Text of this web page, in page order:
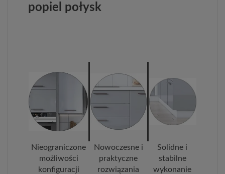
popiel połysk
Nieograniczone
możliwości
konfiguracji
Nowoczesne i
praktyczne
rozwiązania
Solidne i
stabilne
wykonanie